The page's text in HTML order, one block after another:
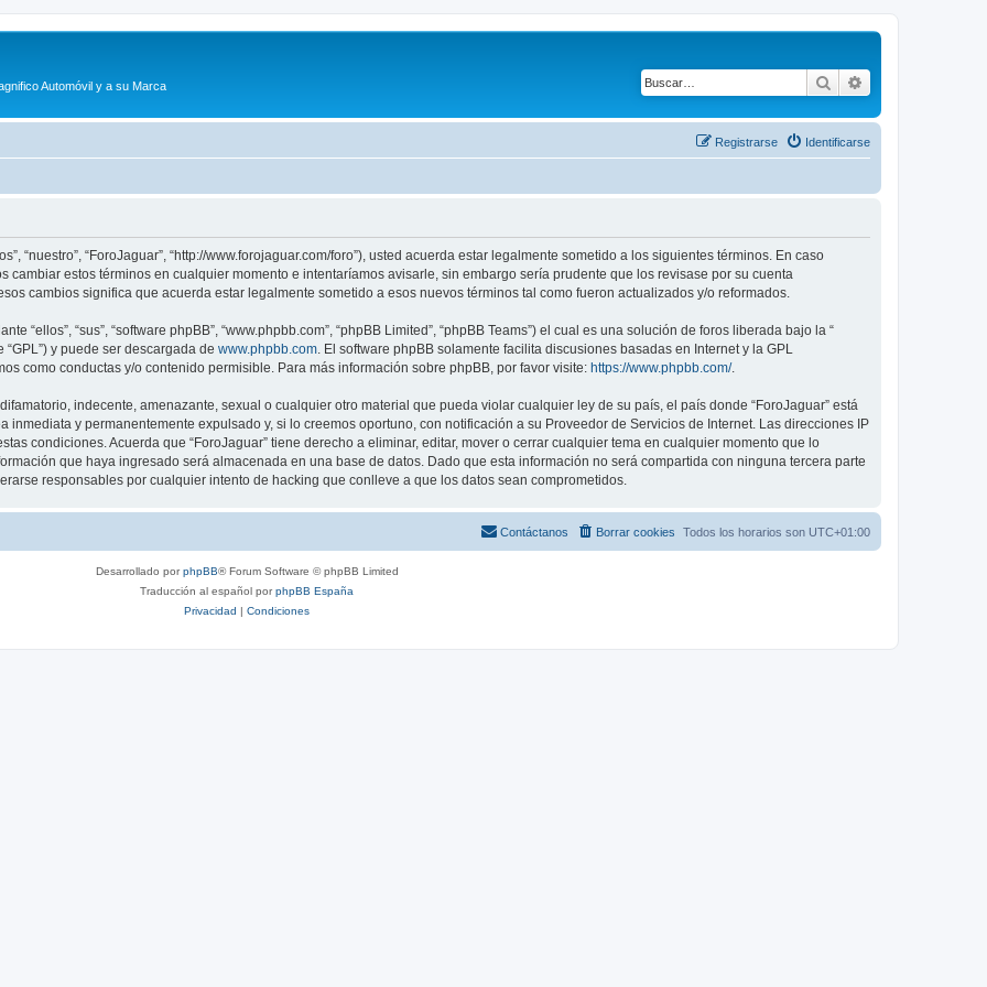
Automóvil y a su Marca Buscar
Identificarse
Registrarse
“nuestro”, “ForoJaguar”, “http://www.forojaguar.com/foro”), usted acuerda estar legalmente sometido a los siguientes términos. En caso
cambiar estos términos en cualquier momento e intentaríamos avisarle, sin embargo sería prudente que los revisase por su cuenta
cambios significa que acuerda estar legalmente sometido a esos nuevos términos tal como fueron actualizados y/o reformados.
“ellos”, “sus”, “software phpBB”, “www.phpbb.com”, “phpBB Limited”, “phpBB Teams”) el cual es una solución de foros liberada bajo la “
“GPL”) y puede ser descargada de www.phpbb.com . El software phpBB solamente facilita discusiones basadas en Internet y la GPL
como conductas y/o contenido permisible. Para más información sobre phpBB, por favor visite: https://www.phpbb.com/.
indecente, amenazante, sexual o cualquier otro material que pueda violar cualquier ley de su país, el país donde “ForoJaguar” está
y permanentemente expulsado y, si lo creemos oportuno, con notificación a su Proveedor de Servicios de Internet. Las direcciones IP
condiciones. Acuerda que “ForoJaguar” tiene derecho a eliminar, editar, mover o cerrar cualquier tema en cualquier momento que lo
que haya ingresado será almacenada en una base de datos. Dado que esta información no será compartida con ninguna tercera parte
responsables por cualquier intento de hacking que conlleve a que los datos sean comprometidos.
Todos los horarios son UTC+01:00
Borrar cookies
Contáctanos
Desarrollado porphpBB® Forum Software © phpBB Limited
Traducción al español porphpBB España
Privacidad | Condiciones